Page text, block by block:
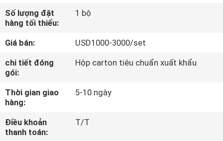
VỀ
CHÚNG
TÔI
THAM
QUAN
NHÀ
MÁY
Số lượng đặt
hàng tối thiểu:
1 bộ
Giá bán:
USD1000-3000/set
chi tiết đóng
gói:
Hộp carton tiêu chuẩn xuất khẩu
Thời gian giao
hàng:
5-10 ngày
Điều khoản
thanh toán:
T/T